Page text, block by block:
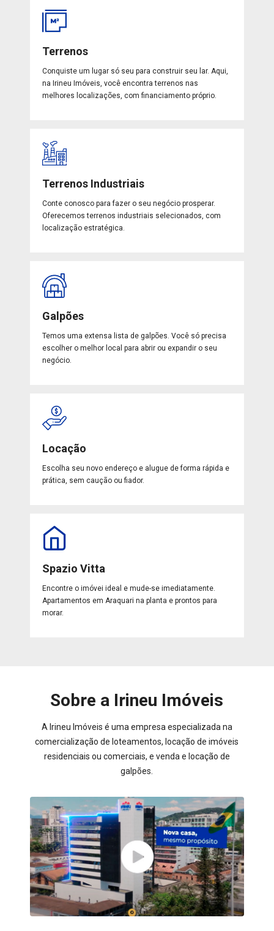
Terrenos
Conquiste um lugar só seu para construir seu lar. Aqui,
na Irineu Imóveis, você encontra terrenos nas
melhores localizações, com financiamento próprio.
Terrenos Industriais
Conte conosco para fazer o seu negócio prosperar.
Oferecemos terrenos industriais selecionados, com
localização estratégica.
Galpões
Temos uma extensa lista de galpões. Você só precisa
escolher o melhor local para abrir ou expandir o seu
negócio.
Locação
Escolha seu novo endereço e alugue de forma rápida e
prática, sem caução ou fiador.
Spazio Vitta
Encontre o imóvei ideal e mude-se imediatamente.
Apartamentos em Araquari na planta e prontos para
morar.
Sobre a Irineu Imóveis
A Irineu Imóveis é uma empresa especializada na
comercialização de loteamentos, locação de imóveis
residenciais ou comerciais, e venda e locação de
galpões.